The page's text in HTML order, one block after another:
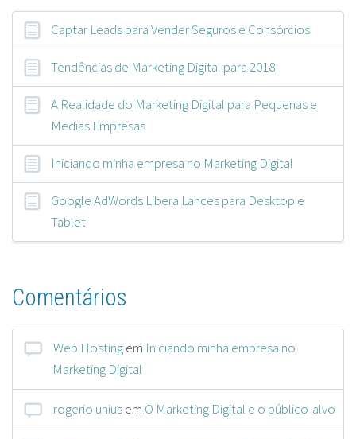
Captar Leads para Vender Seguros e Consórcios
Tendências de Marketing Digital para 2018
A Realidade do Marketing Digital para Pequenas e
Medias Empresas
Iniciando minha empresa no Marketing Digital
Google AdWords Libera Lances para Desktop e
Tablet
Comentários
Web Hostingem Iniciando minha empresa no
Marketing Digital
rogerio uniusem O Marketing Digital e o público-alvo